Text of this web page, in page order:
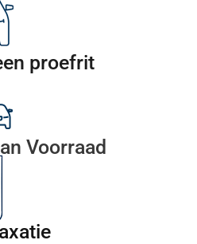
proefrit
Voorraad